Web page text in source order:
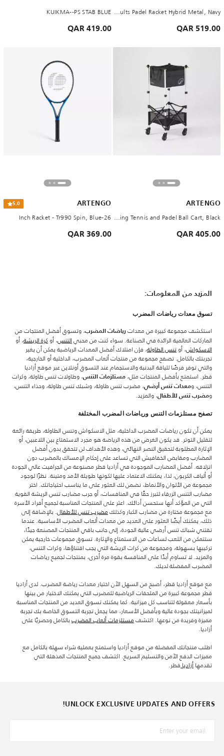
Adults Padel Racket Hybrid Metal, Navy
519.00 QAR
KUIKMA--PS STAB BLUE
419.00 QAR
ARTENGO
Adjustable Rolling Tennis and Padel Ball Cart, Black
405.00 QAR
ARTENGO
5.0
26-Inch Racket - Tr990 Spin, Blue
369.00 QAR
المزيد من المعلومات:
تسوق معدات رياضات المضرب
استكشف مجموعة كبيرة من معدات رياضات المضرب، وتسوق أفضل المنتجات من
الماركات العالمية الرائدة في الصناعة. سواء كنت من محبي التنس، أو كرة الريشة، أو
الاسكواش، أوتنس الطاولة، فإن امتلاك أفضل المعدات الرياضية يمكن أن يغير
تجربتك بالكامل. تصفح مجموعة من منتجات ألعاب المضرب، الداخلية أو الخارجية،
والتي توفر فرصًا للياقة البدنية والاستجمام عند التسوق أونلاين عبر موقع أزاديا
قطر. استمتع بأفضل المنتجات مثل، مستلزمات التنس، وطاولات تنس طاولة، وكرات
التنس، ومعدات تنس أرضي، مضرب تنس طاولة، وشبك تنس طاولة، وحذاء التنس،
ومضرب تنس للأطفال، والمزيد.
تصفح مستلزمات التنس ورياضات المضرب المختلفة
يمكن أن تكون رياضات المضرب الداخلية، مثل الاسكواش وتنس الطاولة، طريقة رائعة
لتقليل التوتر. قد يكون الغرض من هذه الرياضة هو مجرد الاستمتاع بين اللاعبين، أو
الإثارة المطلوبة لتحقيق النصر النهائي، وهذه الأهداف لن تتحقق بدون أفضل
المضارب ومقابض الخفافيش التي تساعد على إحكام الإمساك بالمضرب دون
انزلاقه. أفضل المضارب الموجودة في أزاديا قطر مصنوعة من الجرافيت عالي الجودة
أو ألياف الكربون، لذا، يمكنك الاعتماد عليها لكونها طويلة الأمد ومتينة. نظرًا لوجود
مجموعة من الألوان والأنماط، نضمن لك العثور على ما يناسب احتياجاتك. اختر
مضارب التنس الزرقاء لتبرز حقًا في المنافسات، أو جرب مضارب تنس الريشة القوية
التي من المؤكد أنها ستحسن أدائك. اعثر على المنتجات المناسبة لجميع أفراد الأسرة
مع مجموعة مختارة من مضارب الكبار وكذلكمضرب تنس للأطفال. بالإضافة إلى
ذلك، يمكنك أيضًا العثور على العديد من معدات ألعاب المضرب الأساسية. عندما
تقتني شباك تنس أرضي عالية الجودة، إلى جانب باقي المنتجات المصنعة جيدًا،
ستتمكن من اللعب لساعات من الاستمتاع والإثارة. تسوق مجموعات خارجية يمكن
تركيبها بسهولة، ومجموعة من كرات الريشة التي يجب اقتناؤها، وكرات التنس،
والمزيد. لا تساوم أبدًا على المنافسة بقوة مرة أخرى، بمنتجات لجميع رياضات
المضرب المفضلة لديك.
مع موقع أزاديا قطر، أصبح من السهل الآن اختيار معدات رياضة المضرب. لدى أزاديا
قطر مجموعة كبيرة من الملحقات الرياضية للمضرب التي يمكنك الاختيار من بينها
بأسعار معقولة لتناسب كل ميزانية. كما يمكنك تسوق العديد من المنتجات المناسبة
لميزانيتك بجودة عالية وبأفضل الأسعار، مما يجعل تجربة التسوق الخاصة بك تجربة
مميزة وفريدة من نوعها. اكتشفمستلزمات ألعاب المضرب بالكامل وحصريًا على
أزاديا.
اطلب منتجاتك المفضلة من موقع أزاديا واستمتع بعملية شراء سهلة بالكامل مع
مميزات الدفع الآمن والتسليم السريع. اكتشف جميع المنتجات المذهلة التي
تقدمها أزاديا قطر.
UNLOCK EXCLUSIVE UPDATES AND OFFERS!